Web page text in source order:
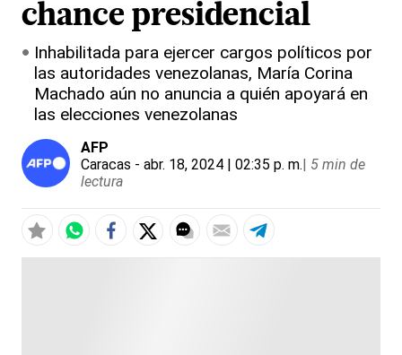
chance presidencial
Inhabilitada para ejercer cargos políticos por
las autoridades venezolanas, María Corina
Machado aún no anuncia a quién apoyará en
las elecciones venezolanas
AFP
Caracas - abr. 18, 2024 | 02:35 p. m.| 5 min de
lectura